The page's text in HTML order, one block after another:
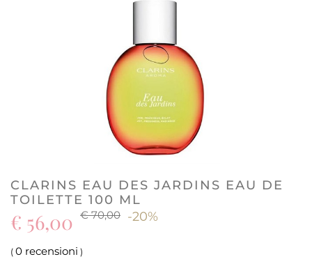
CLARINS EAU DES JARDINS EAU DE
TOILETTE 100 ML
€ 70,00 -20%
€ 56,00
( 0 recensioni )